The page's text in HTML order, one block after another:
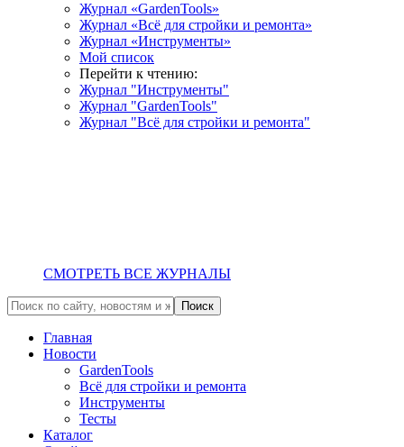
Журнал «GardenTools»
Журнал «Всё для стройки и ремонта»
Журнал «Инструменты»
Мой список
Перейти к чтению:
Журнал "Инструменты"
Журнал "GardenTools"
Журнал "Всё для стройки и ремонта"
СМОТРЕТЬ ВСЕ ЖУРНАЛЫ
Главная
Новости
GardenTools
Всё для стройки и ремонта
Инструменты
Тесты
Каталог